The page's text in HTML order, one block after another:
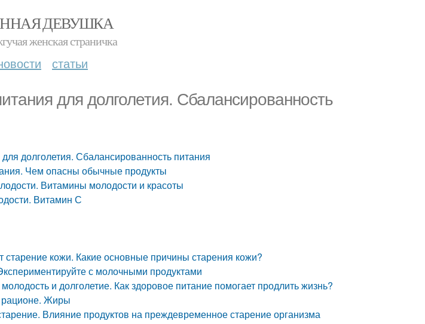
ДЕВУШКА
женская страничка
статьи
для долголетия. Сбалансированность
долголетия. Сбалансированность питания
Чем опасны обычные продукты
Витамины молодости и красоты
Витамин С
старение кожи. Какие основные причины старения кожи?
с молочными продуктами
и долголетие. Как здоровое питание помогает продлить жизнь?
рационе. Жиры
Влияние продуктов на преждевременное старение организма